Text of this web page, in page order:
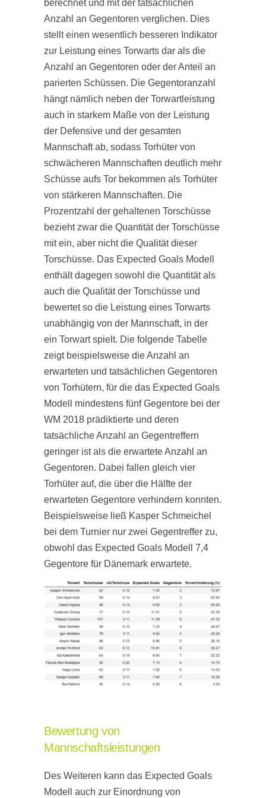
berechnet und mit der tatsächlichen
Anzahl an Gegentoren verglichen. Dies
stellt einen wesentlich besseren Indikator
zur Leistung eines Torwarts dar als die
Anzahl an Gegentoren oder der Anteil an
parierten Schüssen. Die Gegentoranzahl
hängt nämlich neben der Torwartleistung
auch in starkem Maße von der Leistung
der Defensive und der gesamten
Mannschaft ab, sodass Torhüter von
schwächeren Mannschaften deutlich mehr
Schüsse aufs Tor bekommen als Torhüter
von stärkeren Mannschaften. Die
Prozentzahl der gehaltenen Torschüsse
bezieht zwar die Quantität der Torschüsse
mit ein, aber nicht die Qualität dieser
Torschüsse. Das Expected Goals Modell
enthält dagegen sowohl die Quantität als
auch die Qualität der Torschüsse und
bewertet so die Leistung eines Torwarts
unabhängig von der Mannschaft, in der
ein Torwart spielt. Die folgende Tabelle
zeigt beispielsweise die Anzahl an
erwarteten und tatsächlichen Gegentoren
von Torhütern, für die das Expected Goals
Modell mindestens fünf Gegentore bei der
WM 2018 prädiktierte und deren
tatsächliche Anzahl an Gegentreffern
geringer ist als die erwartete Anzahl an
Gegentoren. Dabei fallen gleich vier
Torhüter auf, die über die Hälfte der
erwarteten Gegentore verhindern konnten.
Beispielsweise ließ Kasper Schmeichel
bei dem Turnier nur zwei Gegentreffer zu,
obwohl das Expected Goals Modell 7,4
Gegentore für Dänemark erwartete.
Bewertung von
Mannschaftsleistungen
Des Weiteren kann das Expected Goals
Modell auch zur Einordnung von